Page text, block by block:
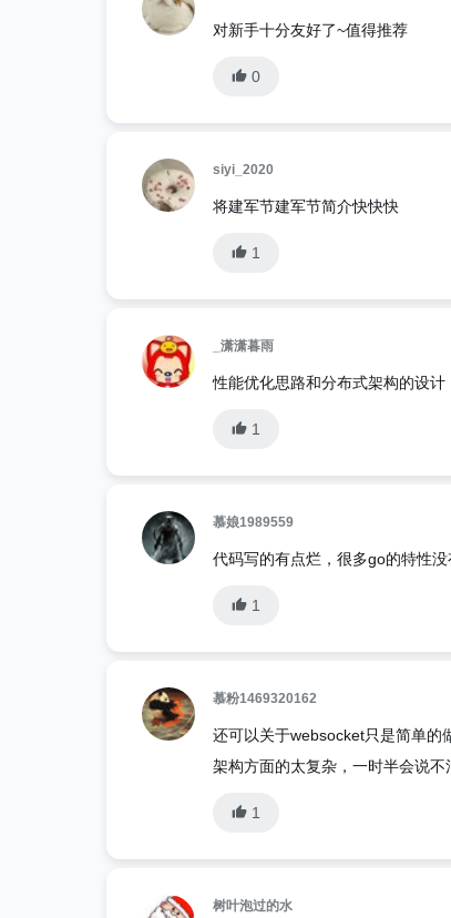
对新手十分友好了~值得推荐
0
siyi_2020
将建军节建军节简介快快快
1
_潇潇暮雨
性能优化思路和分布式架构的设计
1
慕娘1989559
代码写的有点烂，很多go的特性
1
慕粉1469320162
还可以关于websocket只是简单的
架构方面的太复杂，一时半会说不
1
树叶泡过的水